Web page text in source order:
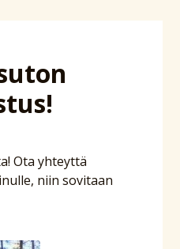
Ota yhteyttä
niin sovitaan